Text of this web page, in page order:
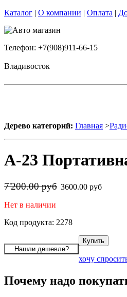
Каталог | О компании | Оплата |
Телефон: +7(908)911-66-15
Владивосток
Дерево категорий: Главная >
А-23
7'200.00 руб 3600.00 руб
Нет в наличии
Код продукта: 2278
хочу
Почему надо